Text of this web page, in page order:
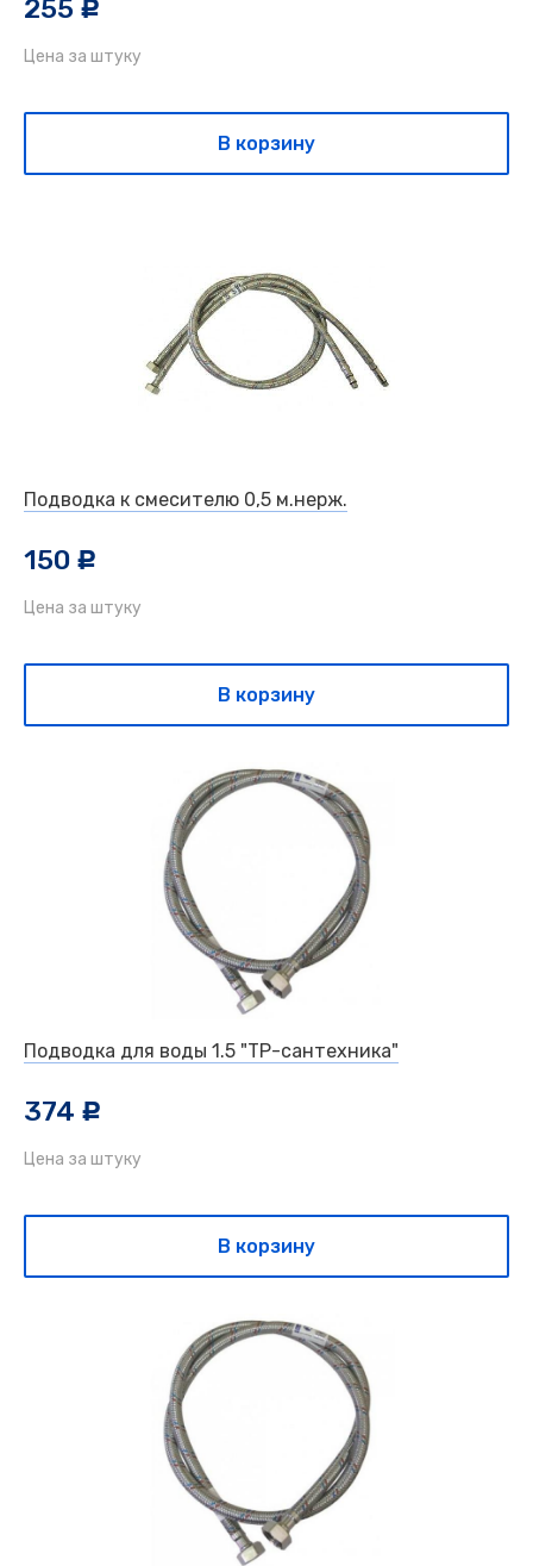
255 c
Цена за штуку
В корзину
Подводка к смесителю 0,5 м.нерж.
150 c
Цена за штуку
В корзину
Подводка для воды 1.5 "ТР-сантехника"
374 c
Цена за штуку
В корзину